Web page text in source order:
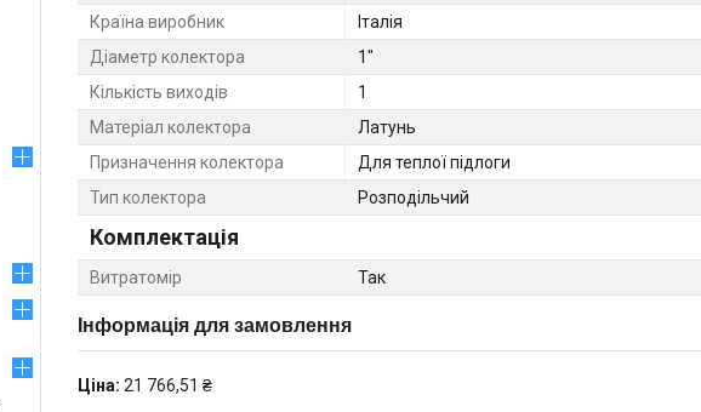
Країна виробник
Італія
Діаметр колектора
1"
Кількість виходів
1
Матеріал колектора
Латунь
Призначення колектора
Для теплої підлоги
Тип колектора
Розподільчий
Комплектація
Витратомір Так
Інформація для замовлення
Ціна: 21 766,51 ₴